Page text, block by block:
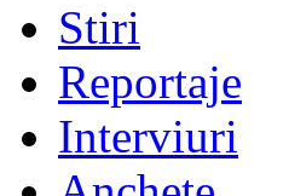
Stiri
Reportaje
Interviuri